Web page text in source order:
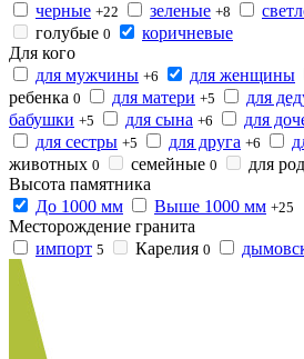
черные +22 зеленые +8
голубые 0
коричневые
Для кого
для мужчины +6 для женщины
ребенка 0 для матери +5 для
бабушки +5 для сына +6 для
для сестры +5 для друга +6
животных 0 семейные 0 для
Высота памятника
До 1000 мм
Выше 1000 мм +25
Месторождение гранита
импорт 5 Карелия 0